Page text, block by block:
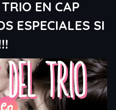
TRIO EN CAP
ESPECIALES SI